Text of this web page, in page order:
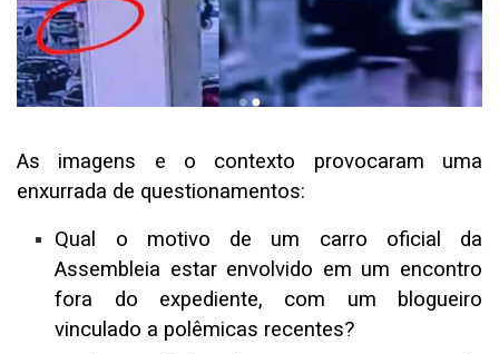
As imagens e o contexto provocaram uma
enxurrada de questionamentos:
Qual o motivo de um carro oficial da
Assembleia estar envolvido em um encontro
fora do expediente, com um blogueiro
vinculado a polêmicas recentes?